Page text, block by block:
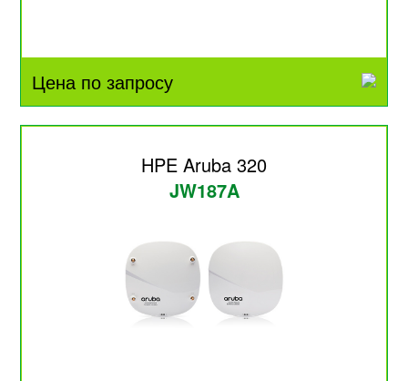
Цена по запросу
HPE Aruba 320
JW187A